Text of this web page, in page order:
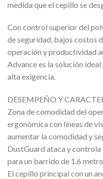
medida que el cepillo se
Con control superior del
de seguridad, bajos costos
operación y productividad
Advance es la solución
alta exigencia.
DESEMPEÑO Y
Zona de comodidad del
ergonómica con líneas de
aumentar la comodidad y
DustGuard ataca y
para un barrido de 1.6
El cepillo principal con un